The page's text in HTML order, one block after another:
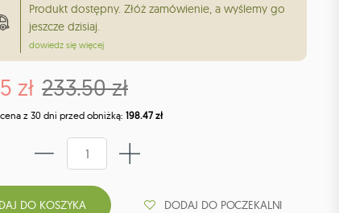
Produkt dostępny. Złóż zamówienie, a wyślemy go
jeszcze dzisiaj.
dowiedz się więcej
zł 233.50 zł
z 30 dni przed obniżką: 198.47 zł
DODAJ DO POCZEKALNI